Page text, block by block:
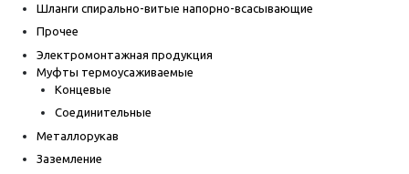
Шланги спирально-витые напорно-всасывающие
Прочее
Электромонтажная продукция
Муфты термоусаживаемые
Концевые
Соединительные
Металлорукав
Заземление